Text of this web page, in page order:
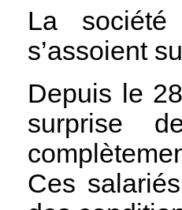
La
s’assoient
Depuis le
surprise
Ces